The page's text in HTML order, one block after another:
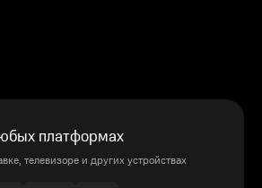
платформах
телевизоре и других устройствах